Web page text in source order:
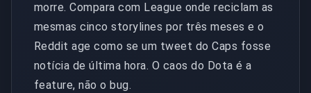
morre. Compara com League onde reciclam as
mesmas cinco storylines por três meses e o
Reddit age como se um tweet do Caps fosse
notícia de última hora. O caos do Dota é a
feature, não o bug.